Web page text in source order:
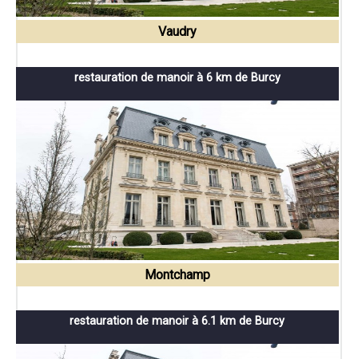
Vaudry
restauration de manoir à 6 km de Burcy
Montchamp
restauration de manoir à 6.1 km de Burcy